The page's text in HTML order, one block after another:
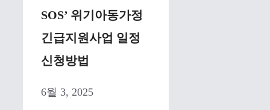
SOS’ 위기아동가정
긴급지원사업 일정
신청방법
6월 3, 2025